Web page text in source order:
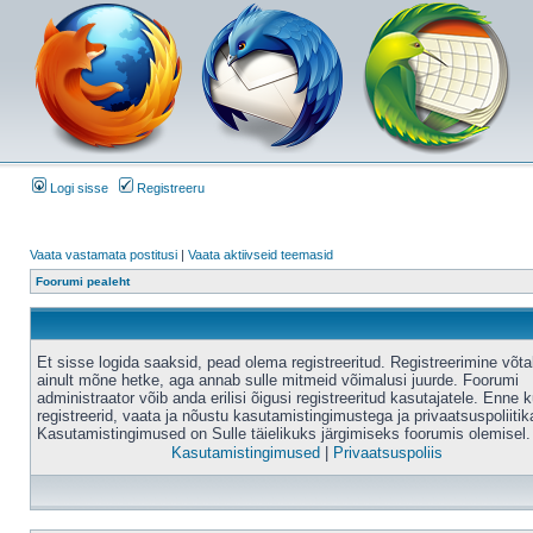
Logi sisse Registreeru
Vaata vastamata postitusi | Vaata aktiivseid teemasid
Foorumi pealeht
Et sisse logida saaksid, pead olema registreeritud. Registreerimine
ainult mõne hetke, aga annab sulle mitmeid võimalusi juurde. Foorumi
administraator võib anda erilisi õigusi registreeritud kasutajatele. Enne
registreerid, vaata ja nõustu kasutamistingimustega ja
Kasutamistingimused on Sulle täielikuks järgimiseks foorumis olemisel.
Kasutamistingimused
Privaatsuspoliis